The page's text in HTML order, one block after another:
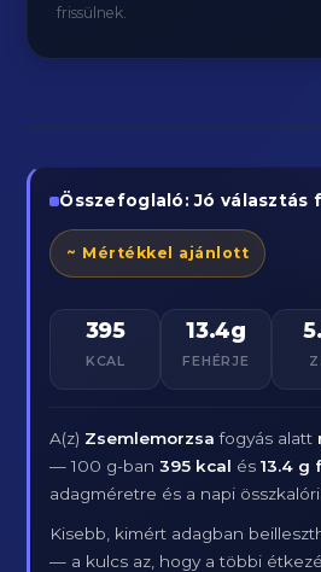
frissülnek.
Összefoglaló: Jó választás
~ Mértékkel ajánlott
395
KCAL
13.4g
FEHÉRJE
A(z) Zsemlemorzsa fogyás alatt
— 100 g-ban395 kcal és13.4 g
adagméretre és a napi
Kisebb, kimért adagban
— a kulcs az, hogy a többi